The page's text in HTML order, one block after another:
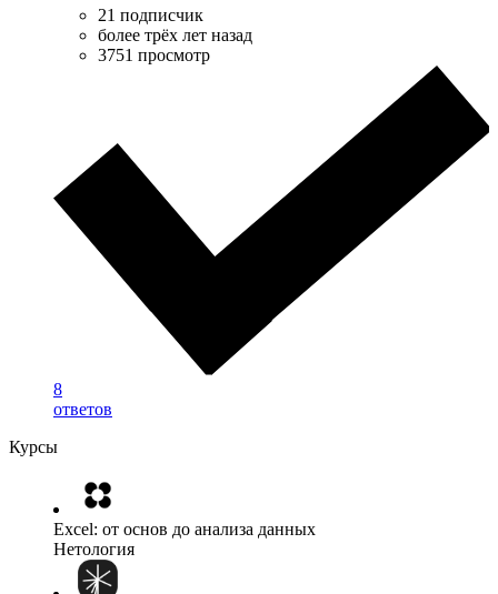
21 подписчик
более трёх лет назад
3751 просмотр
8
ответов
Курсы
Excel: от основ до анализа данных
Нетология